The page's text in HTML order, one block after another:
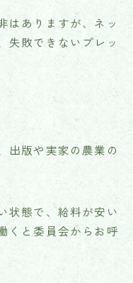
はありますが、ネッ
失敗できないプレッ
出版や実家の農業の
状態で、給料が安い
くと委員会からお呼